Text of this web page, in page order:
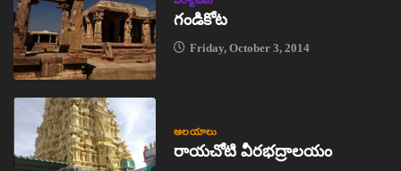
గండికోట
Friday, October 3, 2014
ఆలయాలు
రాయచోటి వీరభద్రాలయం